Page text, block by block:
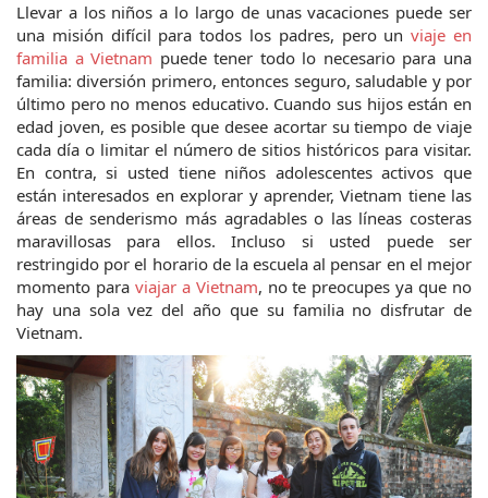
Llevar a los niños a lo largo de unas vacaciones puede ser
una misión difícil para todos los padres, pero un viaje en
familia a Vietnam puede tener todo lo necesario para una
familia: diversión primero, entonces seguro, saludable y por
último pero no menos educativo. Cuando sus hijos están en
edad joven, es posible que desee acortar su tiempo de viaje
cada día o limitar el número de sitios históricos para visitar.
En contra, si usted tiene niños adolescentes activos que
están interesados ​​en explorar y aprender, Vietnam tiene las
áreas de senderismo más agradables o las líneas costeras
maravillosas para ellos. Incluso si usted puede ser
restringido por el horario de la escuela al pensar en el mejor
momento para viajar a Vietnam, no te preocupes ya que no
hay una sola vez del año que su familia no disfrutar de
Vietnam.